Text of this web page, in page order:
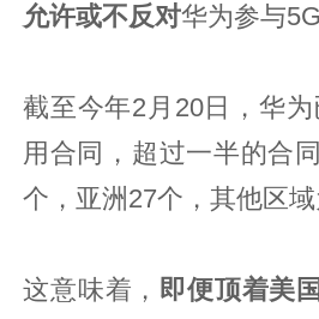
允许或不反对华为参与5G
截至今年2月20日，华
用合同，超过一半的合
个，亚洲27个，其他区域
这意味着， 即便顶着美